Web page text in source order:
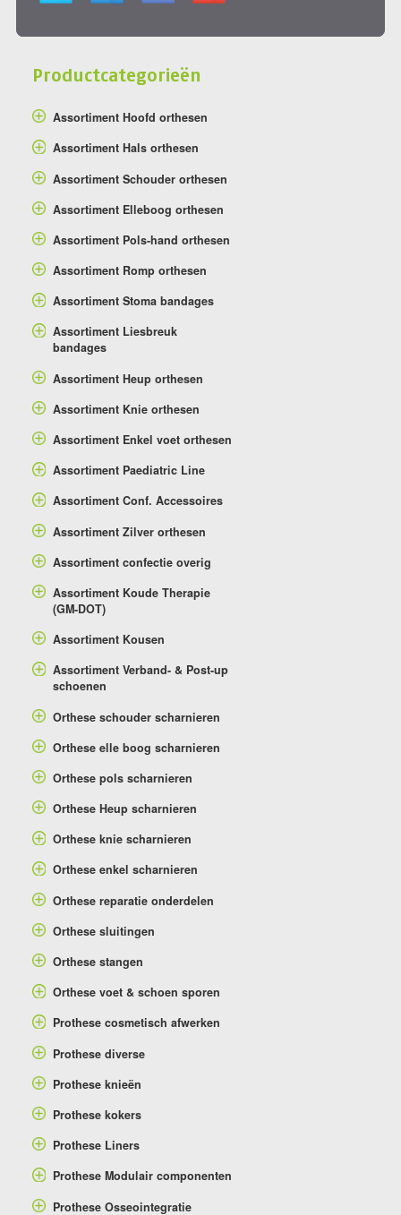
Productcategorieën
Assortiment Hoofd orthesen
Assortiment Hals orthesen
Assortiment Schouder orthesen
Assortiment Elleboog orthesen
Assortiment Pols-hand orthesen
Assortiment Romp orthesen
Assortiment Stoma bandages
Assortiment Liesbreuk
bandages
Assortiment Heup orthesen
Assortiment Knie orthesen
Assortiment Enkel voet orthesen
Assortiment Paediatric Line
Assortiment Conf. Accessoires
Assortiment Zilver orthesen
Assortiment confectie overig
Assortiment Koude Therapie
(GM-DOT)
Assortiment Kousen
Assortiment Verband- & Post-up
schoenen
Orthese schouder scharnieren
Orthese elle boog scharnieren
Orthese pols scharnieren
Orthese Heup scharnieren
Orthese knie scharnieren
Orthese enkel scharnieren
Orthese reparatie onderdelen
Orthese sluitingen
Orthese stangen
Orthese voet & schoen sporen
Prothese cosmetisch afwerken
Prothese diverse
Prothese knieën
Prothese kokers
Prothese Liners
Prothese Modulair componenten
Prothese Osseointegratie